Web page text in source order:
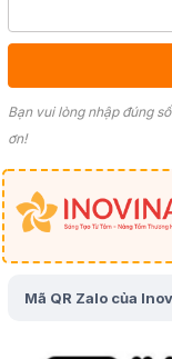
Bạn vui lòng nhập đúng
ơn!
Mã QR Zalo của